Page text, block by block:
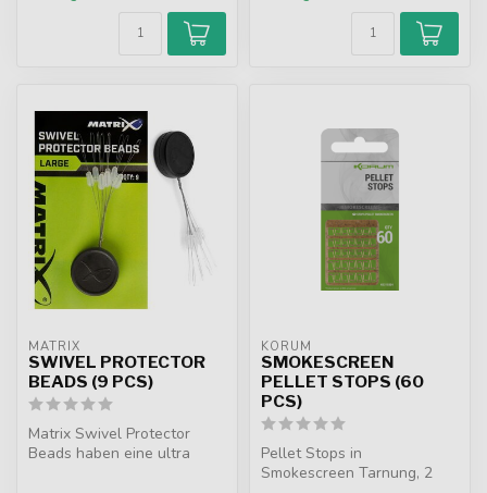
MATRIX
SWIVEL PROTECTOR
BEADS (9 PCS)
Matrix Swivel Protector
Beads haben eine ultra
KORUM
SMOKESCREEN
PELLET STOPS (60
PCS)
Pellet Stops in
Smokescreen Tarnung, 2